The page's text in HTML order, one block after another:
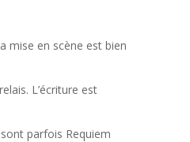
mise en scène est bien
L’écriture est
parfois Requiem